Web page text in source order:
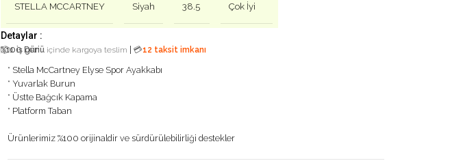
STELLA MCCARTNEY Siyah 38.5 Çok İyi
Detaylar :
%100 Deri
📦1 iş günü içinde kargoya teslim 💳12 taksit imkanı
* Stella McCartney Elyse Spor Ayakkabı
* Yuvarlak Burun
* Üstte Bağcık Kapama
* Platform Taban
Ürünlerimiz %100 orijinaldir ve sürdürülebilirliği destekler